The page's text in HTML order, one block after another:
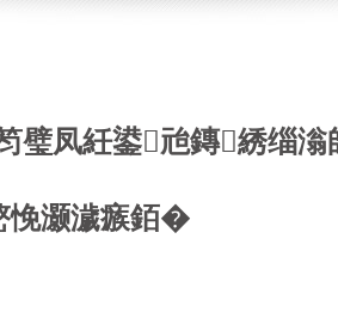
璧凤紝鍙兘鏄綉缁
悗灏濊瘯銆�